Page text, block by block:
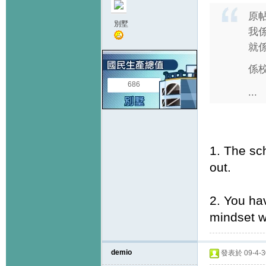
別墅
686
原
我
就
係
...
1. The
out.
2. You
mindset
demio 發表於 09-4-